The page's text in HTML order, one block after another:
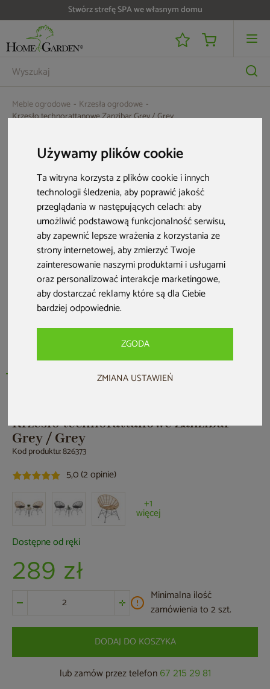
Używamy plików cookie
Ta witryna korzysta z plików cookie i innych
technologii śledzenia, aby poprawić jakość
przeglądania w następujących celach:aby
umożliwić podstawową funkcjonalność serwisu,
aby zapewnić lepsze wrażenia z korzystania ze
strony internetowej,aby zmierzyć Twoje
zainteresowanie naszymi produktami i usługami
oraz personalizować interakcje marketingowe,
aby dostarczać reklamy które są dla Ciebie
bardziej odpowiednie.
ZGODA
ZMIANA USTAWIEŃ
Stwórz strefę SPA we własnym domu
Meble ogrodowe
Krzesła ogrodowe
Krzesło technorattanowe Zanzibar Grey / Grey
Krzesło technorattanowe Zanzibar
Grey / Grey
Kod produktu: 826373
5,0 (2 opinie)
+1
więcej
Dostępne od ręki
289 zł
Minimalna ilość
zamówienia to 2 szt.
DODAJ DO KOSZYKA
lub zamów przez telefon 67 215 29 81